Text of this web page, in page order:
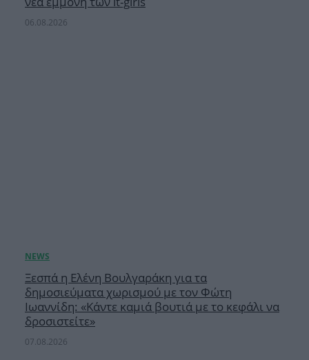
06.08.2026
Ξεσπά η Ελένη Βουλγαράκη για τα
δημοσιεύματα χωρισμού με τον Φώτη
Ιωαννίδη: «Κάντε καμιά βουτιά με το κεφάλι να
δροσιστείτε»
07.08.2026